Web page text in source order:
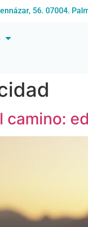
56. 07004.
camino: